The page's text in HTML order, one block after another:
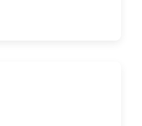
提供完整資訊，幫